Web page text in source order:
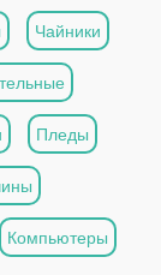
Чайники
Пледы
Компьютеры